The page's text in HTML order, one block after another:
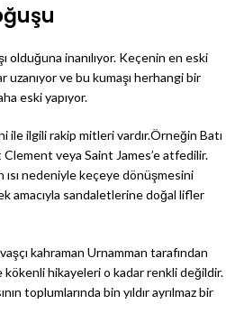
olduğuna inanılıyor. Keçenin en eski
uzanıyor ve bu kumaşı herhangi bir
eski yapıyor.
ilgili rakip mitleri vardır.Örneğin Batı
veya Saint James’e atfedilir.
ısı nedeniyle keçeye dönüşmesini
amacıyla sandaletlerine doğal lifler
kahraman Urnamman tarafından
hikayeleri o kadar renkli değildir.
toplumlarında bin yıldır ayrılmaz bir